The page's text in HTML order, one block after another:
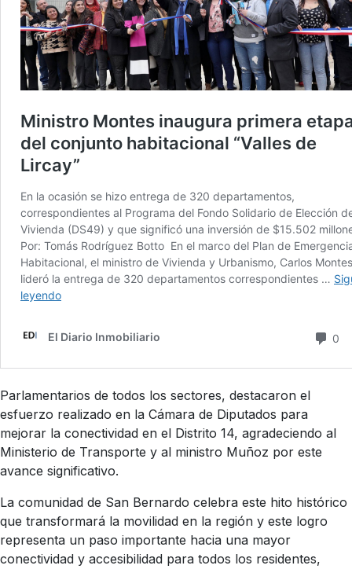
Parlamentarios de todos los sectores, destacaron el
esfuerzo realizado en la Cámara de Diputados para
mejorar la conectividad en el Distrito 14, agradeciendo al
Ministerio de Transporte y al ministro Muñoz por este
avance significativo.
La comunidad de San Bernardo celebra este hito histórico
que transformará la movilidad en la región y este logro
representa un paso importante hacia una mayor
conectividad y accesibilidad para todos los residentes,